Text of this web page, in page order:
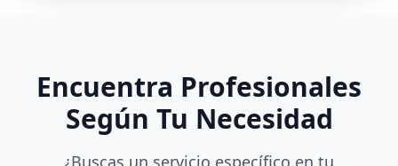
Encuentra Profesionales
Según Tu Necesidad
¿Buscas un servicio específico en tu